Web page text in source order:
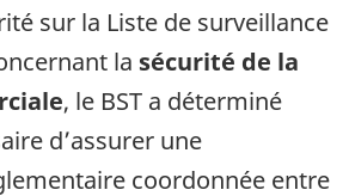
sur la Liste de surveillance
la sécurité de la
, le BST a déterminé
d’assurer une
coordonnée entre